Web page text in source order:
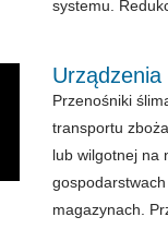
systemu.
Przenośniki
transportu
lub wilgotnej na
magazynach.